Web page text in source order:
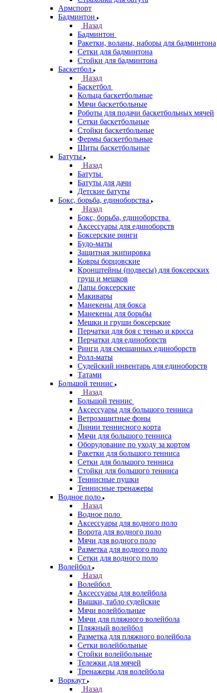
Армспорт
Бадминтон
Назад
Бадминтон
Ракетки, воланы, наборы для бадминтона
Сетки для бадминтона
Стойки для бадминтона
Баскетбол
Назад
Баскетбол
Кольца баскетбольные
Мячи баскетбольные
Роботы для подачи баскетбольных мячей
Сетки баскетбольные
Стойки баскетбольные
Фермы баскетбольные
Щиты баскетбольные
Батуты
Назад
Батуты
Батуты для дачи
Детские батуты
Бокс, борьба, единоборства
Назад
Бокс, борьба, единоборства
Аксессуары для единоборств
Боксерские ринги
Будо-маты
Защитная экипировка
Ковры борцовские
Кронштейны (подвесы) для боксерских
груш и мешков
Лапы боксерские
Макивары
Манекены для бокса
Манекены для борьбы
Мешки и груши боксерские
Перчатки для боя с тенью и кросса
Перчатки для единоборств
Ринги для смешанных единоборств
Ролл-маты
Судейский инвентарь для единоборств
Татами
Большой теннис
Назад
Большой теннис
Аксессуары для большого тенниса
Ветрозащитные фоны
Линии теннисного корта
Мячи для большого тенниса
Оборудование по уходу за кортом
Ракетки для большого тенниса
Сетки для большого тенниса
Стойки для большого тенниса
Теннисные пушки
Теннисные тренажеры
Водное поло
Назад
Водное поло
Аксессуары для водного поло
Ворота для водного поло
Мячи для водного поло
Разметка для водного поло
Сетки для водного поло
Волейбол
Назад
Волейбол
Аксессуары для волейбола
Вышки, табло судейские
Мячи волейбольные
Мячи для пляжного волейбола
Пляжный волейбол
Разметка для пляжного волейбола
Сетки волейбольные
Стойки волейбольные
Тележки для мячей
Тренажеры для волейбола
Воркаут
Назад